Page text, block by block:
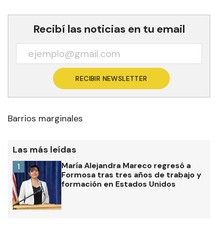
Recibí las noticias en tu email
RECIBIR NEWSLETTER
Barrios marginales
Las más leídas
María Alejandra Mareco regresó a
Formosa tras tres años de trabajo y
formación en Estados Unidos
1